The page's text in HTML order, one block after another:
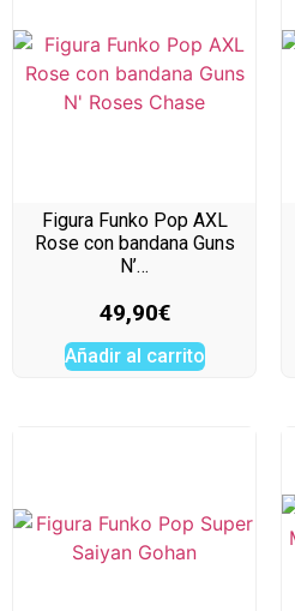
Figura Funko Pop AXL
Rose con bandana Guns
N’…
49,90€
Añadir al carrito